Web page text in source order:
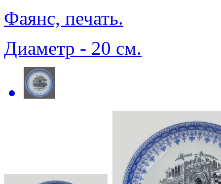
Фаянс, печать.
Диаметр - 20 см.